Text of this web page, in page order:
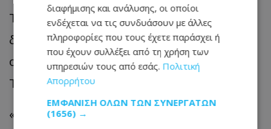
Τον επικήδειο λόγο εκφώνησε ο
δημοσιογράφος Γιώργος Κασκάνης, ο
οποίος αποχαιρέτησε τον Γιώργο
Τσαλακό με λόγια βαθιάς συγκίνησης.
«Γιώργο Τσαλακέ, σε ευχαριστώ για όλα.
διαφήμισης και ανάλυσης, οι οποίοι
ενδέχεται να τις συνδυάσουν με άλλες
πληροφορίες που τους έχετε παράσχει ή
που έχουν συλλέξει από τη χρήση των
υπηρεσιών τους από εσάς. Πολιτική
Απορρήτου
ΕΜΦΆΝΙΣΗ ΌΛΩΝ ΤΩΝ ΣΥΝΕΡΓΑΤΏΝ
(1656) →